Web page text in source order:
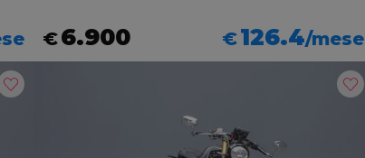
€6.900 €126.4/mese